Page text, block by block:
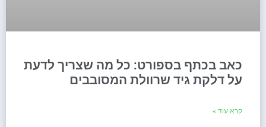
כאב בכתף בספורט: כל מה שצריך לדעת
על דלקת גיד שרוולת המסובבים
קרא עוד »